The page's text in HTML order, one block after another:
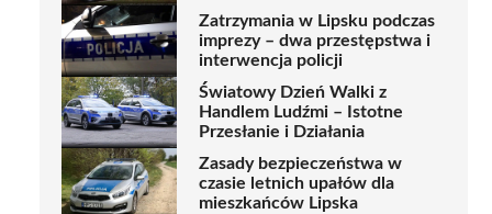
Zatrzymania w Lipsku podczas
imprezy – dwa przestępstwa i
interwencja policji
Światowy Dzień Walki z
Handlem Ludźmi – Istotne
Przesłanie i Działania
Zasady bezpieczeństwa w
czasie letnich upałów dla
mieszkańców Lipska